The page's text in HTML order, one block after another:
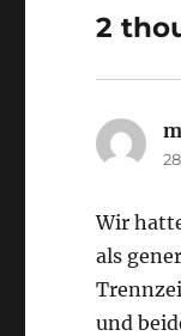
2
Wir
als
und